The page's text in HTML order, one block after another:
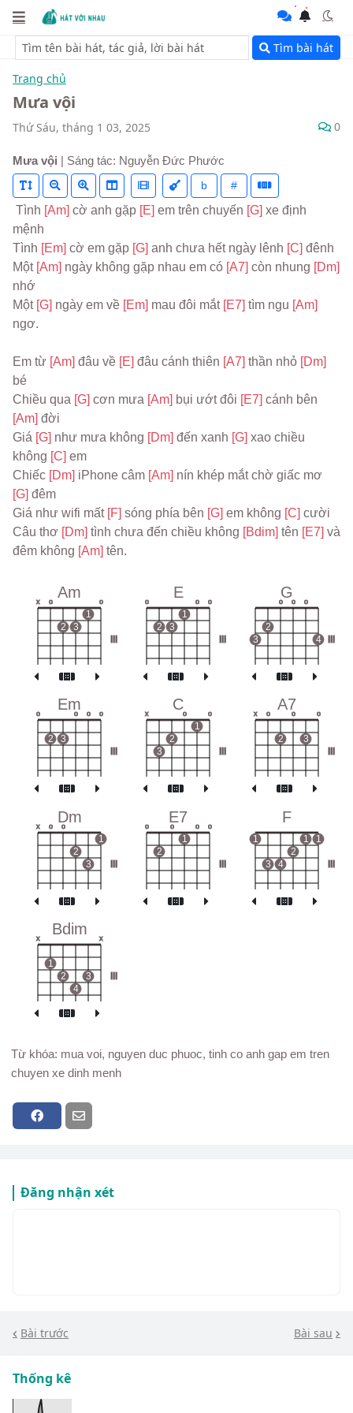
Tìm bài hát
Trang chủ
Mưa vội
Thứ Sáu, tháng 1 03, 2025 0
Mưa vội | Sáng tác: Nguyễn Đức Phước
b #
Tình [Am] cờ anh gặp [E] em trên chuyến [G] xe định
mệnh
Tình [Em] cờ em gặp [G] anh chưa hết ngày lênh [C] đênh
Một [Am] ngày không gặp nhau em có [A7] còn nhung
nhớ
Một [G] ngày em về [Em] mau đôi mắt [E7] tìm ngu
ngơ.
Em từ [Am] đâu về [E] đâu cánh thiên [A7] thần nhỏ
bé
Chiều qua [G] cơn mưa [Am] bụi ướt đôi [E7]
[Am] đời
Giá [G] như mưa không [Dm] đến xanh [G] xao chiều
không [C] em
Chiếc [Dm] iPhone câm [Am]
[G] đêm
Giá như wifi mất [F] sóng phía bên [G] em không [C] cười
Câu thơ [Dm] tình chưa đến chiều không [Bdim] tên [E7] và
đêm không [Am] tên.
Am
x o
2 3
1
o
E
o
2 3
1
o o
G
3
2
o o o
4
Em
o
2 3
o o o
C
x
3
2
o
1
o
A7
x o
2
o
3
o
Dm
x o o
2
3
1
E7
o
2
o
1
o o
F
1
3 4
2
1 1
Bdim
x
1
2
4
3
x
Từ khóa: mua voi, nguyen duc phuoc, tinh co anh gap em tren
chuyen xe dinh menh
Đăng nhận xét
Bài trước Bài sau
Thống kê